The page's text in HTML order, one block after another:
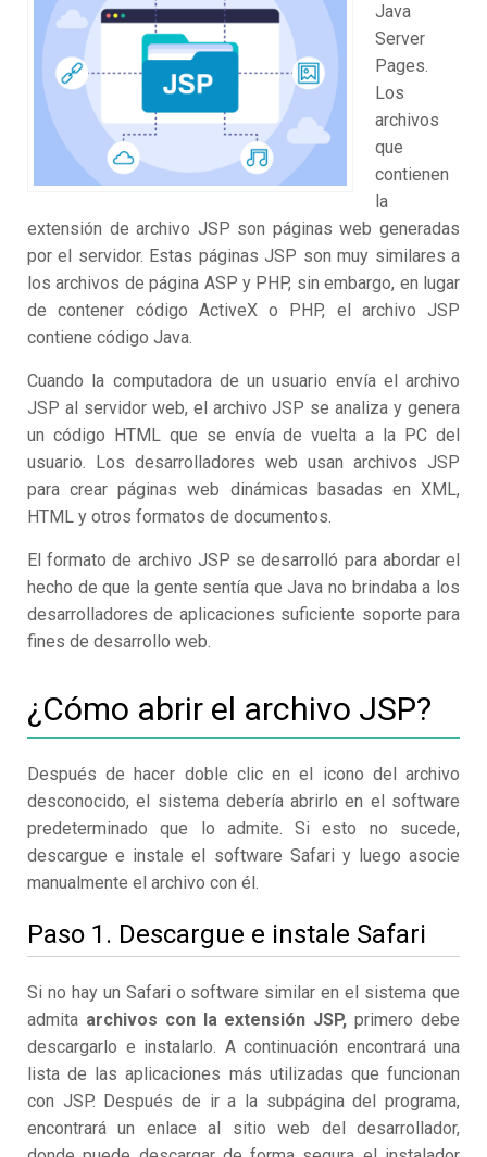
Java
Server
Pages.
Los
archivos
que
contienen
la
extensión de archivo JSP son páginas web generadas
por el servidor. Estas páginas JSP son muy similares a
los archivos de página ASP y PHP, sin embargo, en lugar
de contener código ActiveX o PHP, el archivo JSP
contiene código Java.
Cuando la computadora de un usuario envía el archivo
JSP al servidor web, el archivo JSP se analiza y genera
un código HTML que se envía de vuelta a la PC del
usuario. Los desarrolladores web usan archivos JSP
para crear páginas web dinámicas basadas en XML,
HTML y otros formatos de documentos.
El formato de archivo JSP se desarrolló para abordar el
hecho de que la gente sentía que Java no brindaba a los
desarrolladores de aplicaciones suficiente soporte para
fines de desarrollo web.
¿Cómo abrir el archivo JSP?
Después de hacer doble clic en el icono del archivo
desconocido, el sistema debería abrirlo en el software
predeterminado que lo admite. Si esto no sucede,
descargue e instale el software Safari y luego asocie
manualmente el archivo con él.
Paso 1. Descargue e instale Safari
Si no hay un Safari o software similar en el sistema que
admita archivos con la extensión JSP, primero debe
descargarlo e instalarlo. A continuación encontrará una
lista de las aplicaciones más utilizadas que funcionan
con JSP. Después de ir a la subpágina del programa,
encontrará un enlace al sitio web del desarrollador,